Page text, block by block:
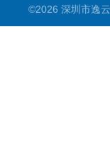
©2026 深圳市逸